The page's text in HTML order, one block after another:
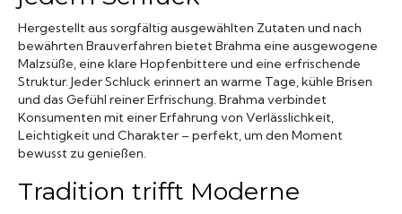
Hergestellt aus sorgfältig ausgewählten Zutaten und nach
bewährten Brauverfahren bietet Brahma eine ausgewogene
Malzsüße, eine klare Hopfenbittere und eine erfrischende
Struktur. Jeder Schluck erinnert an warme Tage, kühle Brisen
und das Gefühl reiner Erfrischung. Brahma verbindet
Konsumenten mit einer Erfahrung von Verlässlichkeit,
Leichtigkeit und Charakter – perfekt, um den Moment
bewusst zu genießen.
Tradition trifft Moderne